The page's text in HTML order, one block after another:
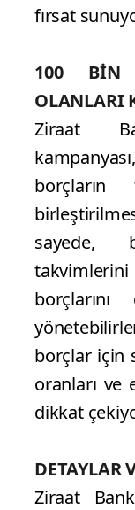
fırsat
100 BİN
OLANLARI
Ziraat
sayede,
borçlar için
oranları ve
dikkat
DETAYLAR
Ziraat